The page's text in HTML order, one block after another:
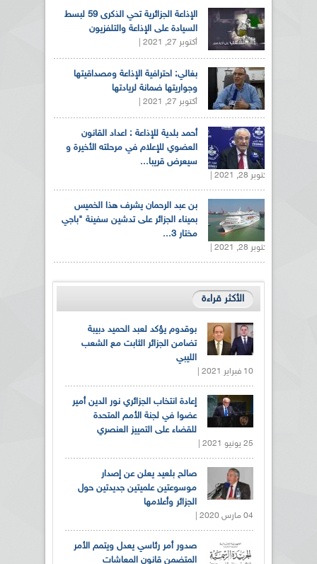
الإذاعة الجزائرية تحي الذكرى 59 لبسط
السيادة على الإذاعة والتلفزيون
أكتوبر 27, 2021 |
بغالي: احترافية الإذاعة ومصداقيتها
وجواريتها ضمانة لريادتها
أكتوبر 27, 2021 |
أحمد بلدية للإذاعة : اعداد القانون
العضوي للإعلام في مرحلته الأخيرة و
سيعرض قريبا...
أكتوبر 28, 2021 |
بن عبد الرحمان يشرف هذا الخميس
بميناء الجزائر على تدشين سفينة "باجي
مختار 3...
أكتوبر 28, 2021 |
الأكثر قراءة
بوقدوم يؤكد لعبد الحميد دبيبة
تضامن الجزائر الثابت مع الشعب
الليبي
10 فبراير 2021 |
إعادة انتخاب الجزائري نور الدين أمير
عضوا في لجنة الأمم المتحدة
للقضاء على التمييز العنصري
25 يونيو 2021 |
صالح بلعيد يعلن عن إصدار
موسوعتين علميتين جديدتين حول
الجزائر وأعلامها
04 مارس 2020 |
صدور أمر رئاسي يعدل ويتمم الأمر
المتضمن قانون المعاشات